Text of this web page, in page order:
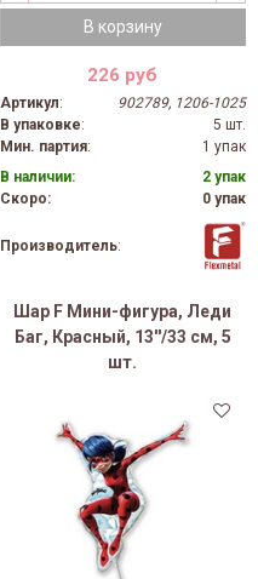
В корзину
226 руб
Артикул:
902789, 1206-1025
В упаковке:
5 шт.
Мин. партия:
1 упак
В наличии:
2 упак
Скоро:
0 упак
Производитель:
Шар F Мини-фигура, Леди
Баг, Красный, 13''/33 см, 5
шт.